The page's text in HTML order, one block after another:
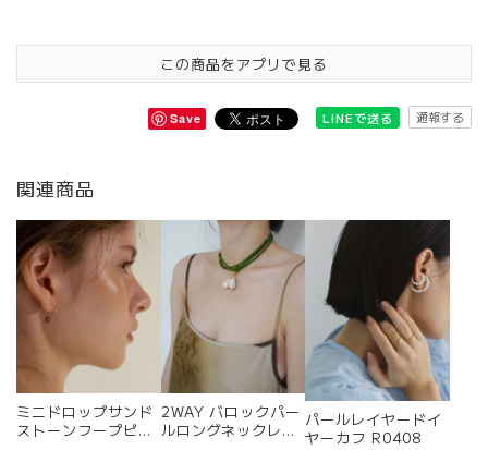
この商品をアプリで見る
Save LINEで送る 通報する
関連商品
ミニドロップサンド
ストーンフープピア
2WAY バロックパー
ルロングネックレス
パールレイヤードイ
ヤーカフ R0408